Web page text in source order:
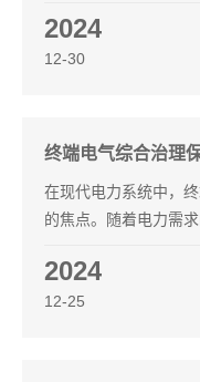
2024
12-30
终端电气综合治理
在现代电力系统中，
的焦点。随着电力需
2024
12-25